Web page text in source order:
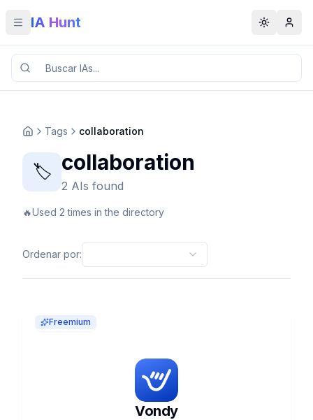
Toggle menu
IA Hunt Toggle
Tags collaboration
🏷️ collaboration
2 AIs found
🔥Used 2 times in the directory
Ordenar por:
Freemium
Vondy